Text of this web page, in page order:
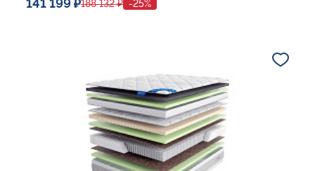
141 199 ₽188 132 ₽ -25%
В корзину